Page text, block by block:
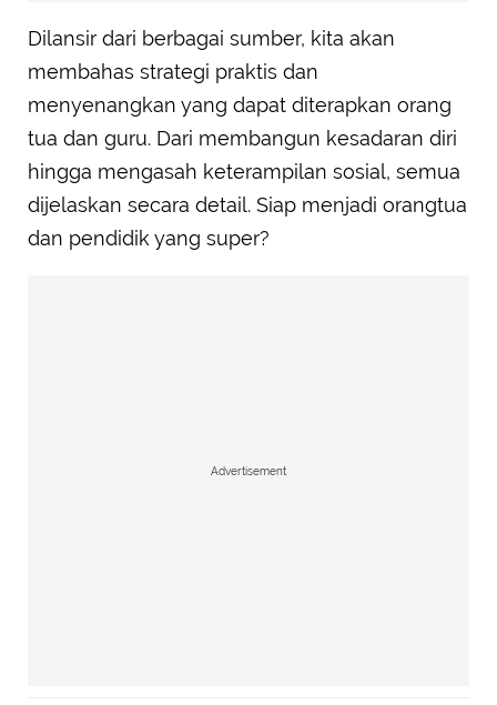
Dilansir dari berbagai sumber, kita akan
membahas strategi praktis dan
menyenangkan yang dapat diterapkan orang
tua dan guru. Dari membangun kesadaran diri
hingga mengasah keterampilan sosial, semua
dijelaskan secara detail. Siap menjadi orangtua
dan pendidik yang super?
Advertisement